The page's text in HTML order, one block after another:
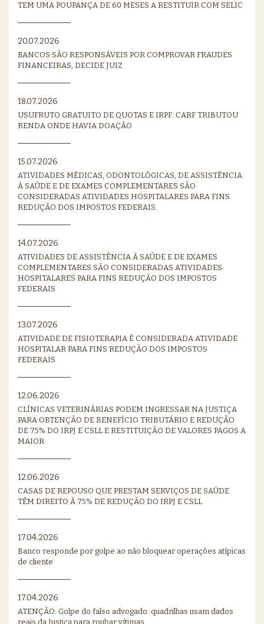
TEM UMA POUPANÇA DE 60 MESES A RESTITUIR COM SELIC
20.07.2026
BANCOS SÃO RESPONSÁVEIS POR COMPROVAR FRAUDES
FINANCEIRAS, DECIDE JUIZ
18.07.2026
USUFRUTO GRATUITO DE QUOTAS E IRPF: CARF TRIBUTOU
RENDA ONDE HAVIA DOAÇÃO
15.07.2026
ATIVIDADES MÉDICAS, ODONTOLÓGICAS, DE ASSISTÊNCIA
À SAÚDE E DE EXAMES COMPLEMENTARES SÃO
CONSIDERADAS ATIVIDADES HOSPITALARES PARA FINS
REDUÇÃO DOS IMPOSTOS FEDERAIS.
14.07.2026
ATIVIDADES DE ASSISTÊNCIA À SAÚDE E DE EXAMES
COMPLEMENTARES SÃO CONSIDERADAS ATIVIDADES
HOSPITALARES PARA FINS REDUÇÃO DOS IMPOSTOS
FEDERAIS
13.07.2026
ATIVIDADE DE FISIOTERAPIA É CONSIDERADA ATIVIDADE
HOSPITALAR PARA FINS REDUÇÃO DOS IMPOSTOS
FEDERAIS
12.06.2026
CLÍNICAS VETERINÁRIAS PODEM INGRESSAR NA JUSTIÇA
PARA OBTENÇÃO DE BENEFÍCIO TRIBUTÁRIO E REDUÇÃO
DE 75% DO IRPJ E CSLL E RESTITUIÇÃO DE VALORES PAGOS A
MAIOR
12.06.2026
CASAS DE REPOUSO QUE PRESTAM SERVIÇOS DE SAÚDE
TÊM DIREITO À 75% DE REDUÇÃO DO IRPJ E CSLL
17.04.2026
Banco responde por golpe ao não bloquear operações atípicas
de cliente
17.04.2026
ATENÇÃO: Golpe do falso advogado: quadrilhas usam dados
reais da Justiça para roubar vítimas